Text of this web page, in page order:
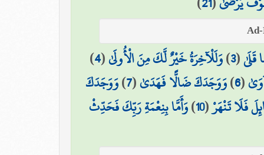
(
3
)وَلَلْآخِرَةُ خَيْرٌ لَّكَ مِنَ الْأُولَىٰ(
4
)
(
6
)وَوَجَدَكَ ضَالًّا فَهَدَىٰ(
7
)وَوَجَدَكَ
فَلَا تَنْهَرْ(
10
)وَأَمَّا بِنِعْمَةِ رَبِّكَ فَحَدِّثْ